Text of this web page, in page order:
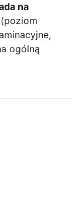
na
(poziom
ogólną